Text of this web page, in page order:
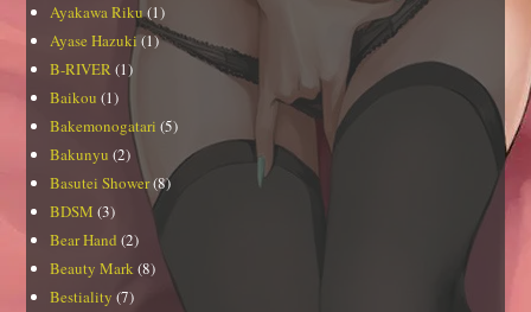
Ayakawa Riku(1)
Ayase Hazuki(1)
B-RIVER(1)
Baikou (1)
Bakemonogatari (5)
Bakunyu (2)
Basutei Shower(8)
BDSM (3)
Bear Hand (2)
Beauty Mark (8)
Bestiality (7)